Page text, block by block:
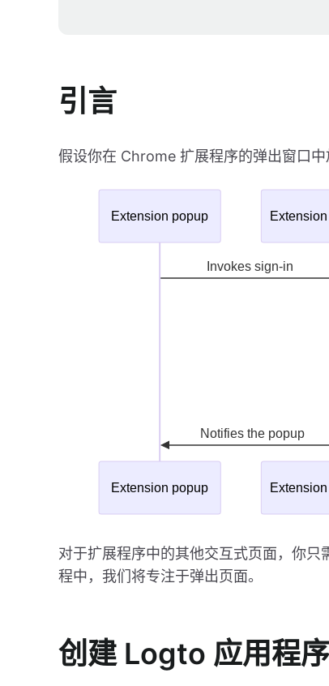
引言
假设你在 Chrome 扩展程序的弹出窗口中
对于扩展程序中的其他交互式页面，你只
程中，我们将专注于弹出页面。
创建 Logto 应用程序